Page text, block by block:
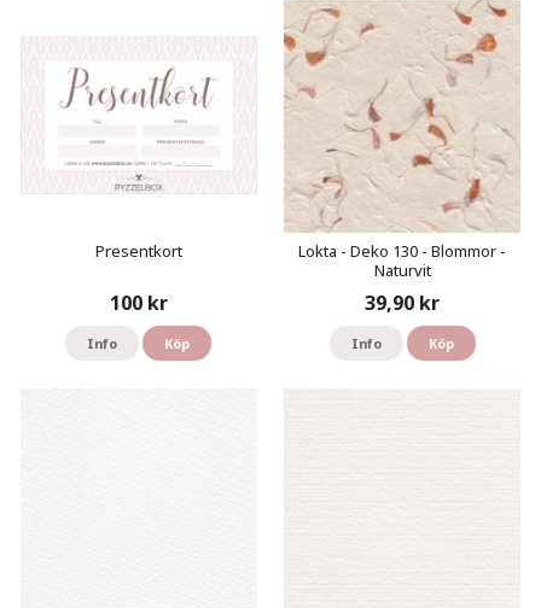
Presentkort
100 kr
Info Köp
Lokta - Deko 130 - Blommor -
Naturvit
39,90 kr
Info Köp